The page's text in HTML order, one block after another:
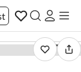
1 / 34